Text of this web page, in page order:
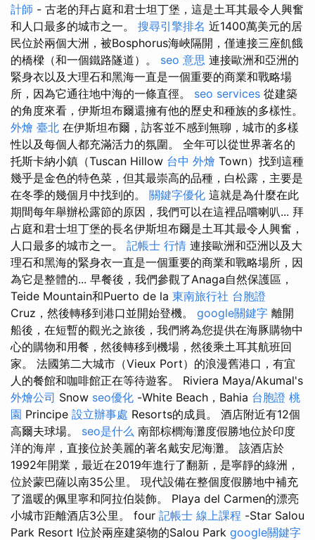
計師 - 古老的拜占庭和君士坦丁堡，這是土耳其最令人興奮
和人口最多的城市之一。 搜尋引擎排名 近1400萬美元的居
民位於兩個大洲，被Bosphorus海峽隔開，僅連接三座飢餓
的橋樑（和一個鐵路隧道）。 seo 意思 連接歐洲和亞洲的
緊身衣以及大理石和黑海一直是一個重要的商業和戰略場
所，因為它通往地中海的一條直徑。 seo services 從建築
的角度來看，伊斯坦布爾還擁有他的歷史和種族的多樣性。
外燴 臺北 在伊斯坦布爾，訪客並不感到無聊，城市的多樣
性以及每個人都充滿活力的氛圍。 全年可以從世界著名的
托斯卡納小鎮（Tuscan Hillow 台中 外燴 Town）找到這種
幾乎是金色的特色菜，但其最崇高的品種，白松露，主要是
在冬季的幾個月中找到的。 關鍵字優化 這就是為什麼在此
期間每年舉辦松露節的原因，我們可以在這裡品嚐喇叭... 拜
占庭和君士坦丁堡的長名伊斯坦布爾是土耳其最令人興奮，
人口最多的城市之一。 記帳士 行情 連接歐洲和亞洲以及大
理石和黑海的緊身衣一直是一個重要的商業和戰略場所，因
為它是整體的... 早餐後，我們參觀了Anaga自然保護區，
Teide Mountain和Puerto de la 東南旅行社 台胞證
Cruz，然後轉移到港口並開始登機。 google關鍵字 離開
船後，在短暫的觀光之旅後，我們將為您提供在海豚購物中
心的購物和用餐，然後轉移到機場，然後乘土耳其航班回
家。 法國第二大城市（Vieux Port）的浪漫舊港口，有宜
人的餐館和咖啡館正在等待遊客。 Riviera Maya/Akumal's
外燴公司 Snow seo優化 -White Beach，Bahia 台胞證 桃
園 Principe 設立辦事處 Resorts的成員。 酒店附近有12個
高爾夫球場。 seo是什么 南部棕櫚海灘度假勝地位於印度
洋的海岸，直接位於美麗的著名戴安尼海灘。 該酒店於
1992年開業，最近在2019年進行了翻新，是寧靜的綠洲，
位於蒙巴薩以南35公里。 現代設備在整個度假勝地中補充
了溫暖的佩里寧和阿拉伯裝飾。 Playa del Carmen的漂亮
小城市距離酒店3公里。 four 記帳士 線上課程 -Star Salou
Park Resort I位於兩座建築物的Salou Park google關鍵字